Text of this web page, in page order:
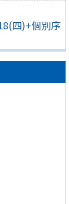
四)+個別序